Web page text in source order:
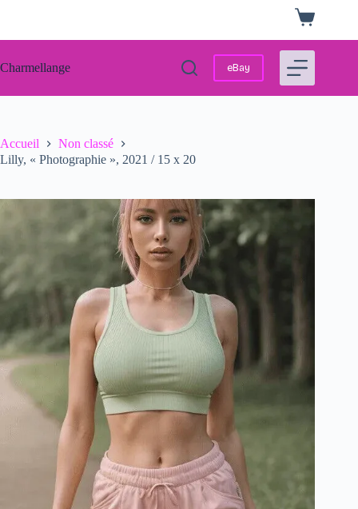
Panier
d’achat
Charmellange eBay
Accueil
Non classé
Lilly, « Photographie », 2021 / 15 x 20